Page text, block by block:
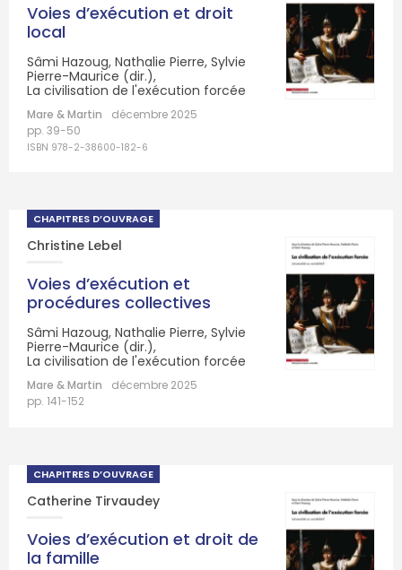
Voies d’exécution et droit
local
Sâmi Hazoug, Nathalie Pierre, Sylvie
Pierre-Maurice (dir.),
La civilisation de l'exécution forcée
Mare & Martin
décembre 2025
pp. 39-50
ISBN 978-2-38600-182-6
CHAPITRES D’OUVRAGE
Christine Lebel
Voies d’exécution et
procédures collectives
Sâmi Hazoug, Nathalie Pierre, Sylvie
Pierre-Maurice (dir.),
La civilisation de l'exécution forcée
Mare & Martin
décembre 2025
pp. 141-152
CHAPITRES D’OUVRAGE
Catherine Tirvaudey
Voies d’exécution et droit de
la famille